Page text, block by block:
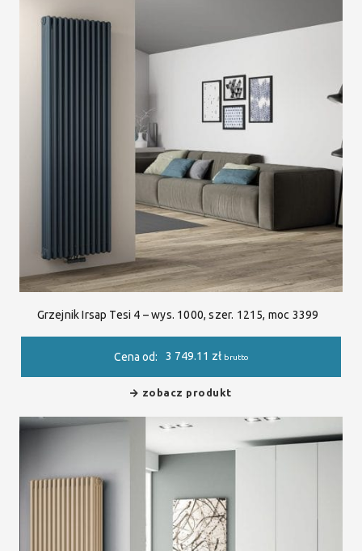
Grzejnik Irsap Tesi 4 – wys. 1000, szer. 1215, moc 3399
Cena od: 3 749.11 zł brutto
zobacz produkt